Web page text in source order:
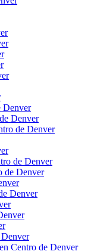
Denver
Denver
de Denver
de Denver
de Denver
Denver
Centro de Denver